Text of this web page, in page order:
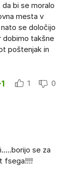
bi se moralo
mesta v
se določijo
dobimo takšne
poštenjak in
1 0
se za
fsega!!!!